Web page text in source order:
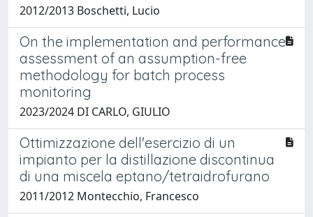
2012/2013 Boschetti, Lucio
On the implementation and performance
assessment of an assumption-free
methodology for batch process
monitoring
2023/2024 DI CARLO, GIULIO
Ottimizzazione dell'esercizio di un
impianto per la distillazione discontinua
di una miscela eptano/tetraidrofurano
2011/2012 Montecchio, Francesco